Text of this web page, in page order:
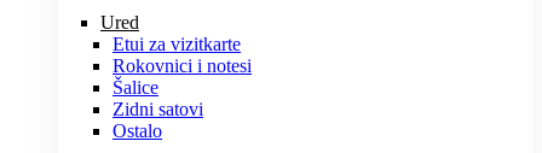
Ured
Etui za vizitkarte
Rokovnici i notesi
Šalice
Zidni satovi
Ostalo